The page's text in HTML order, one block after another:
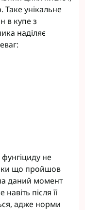
унікальне
в купе з
наділяє
не
що пройшов
даний момент
після її
адже норми